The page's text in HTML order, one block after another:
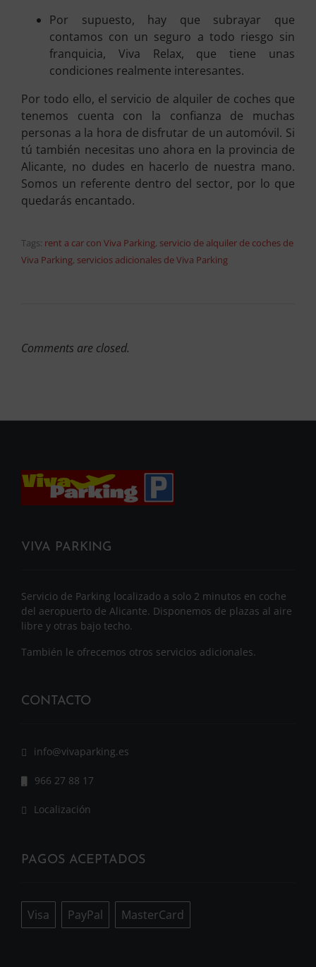
Por supuesto, hay que subrayar que
contamos con un seguro a todo riesgo sin
franquicia, Viva Relax, que tiene unas
condiciones realmente interesantes.
Por todo ello, el servicio de alquiler de coches que
tenemos cuenta con la confianza de muchas
personas a la hora de disfrutar de un automóvil. Si
tú también necesitas uno ahora en la provincia de
Alicante, no dudes en hacerlo de nuestra mano.
Somos un referente dentro del sector, por lo que
quedarás encantado.
Tags: rent a car con Viva Parking, servicio de alquiler de coches de
Viva Parking, servicios adicionales de Viva Parking
Comments are closed.
VIVA PARKING
Servicio de Parking localizado a solo 2 minutos en coche
del aeropuerto de Alicante. Disponemos de plazas al aire
libre y otras bajo techo.
También le ofrecemos otros servicios adicionales.
CONTACTO
info@vivaparking.es
966 27 88 17
Localización
PAGOS ACEPTADOS
Visa PayPal MasterCard